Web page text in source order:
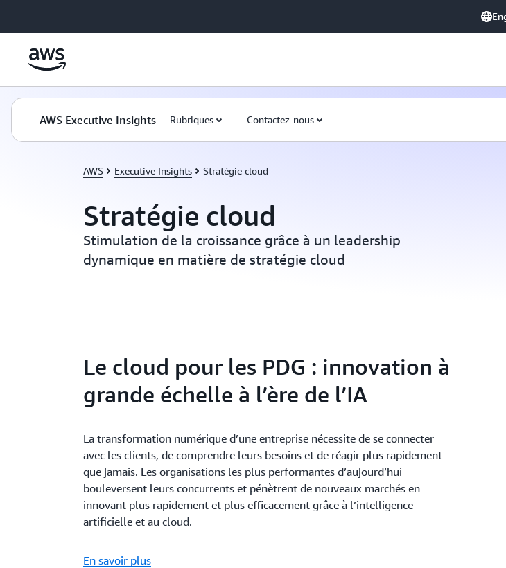
AWS Executive Insights Rubriques Contactez-nous
AWS Executive Insights Stratégie cloud
Stratégie cloud
Stimulation de la croissance grâce à un leadership
dynamique en matière de stratégie cloud
Le cloud pour les PDG : innovation à
grande échelle à l’ère de l’IA
La transformation numérique d’une entreprise nécessite de se connecter
avec les clients, de comprendre leurs besoins et de réagir plus rapidement
que jamais. Les organisations les plus performantes d’aujourd’hui
bouleversent leurs concurrents et pénètrent de nouveaux marchés en
innovant plus rapidement et plus efficacement grâce à l’intelligence
artificielle et au cloud.
En savoir plus